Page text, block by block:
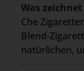
Was
Che
Blend-
natürlichen,